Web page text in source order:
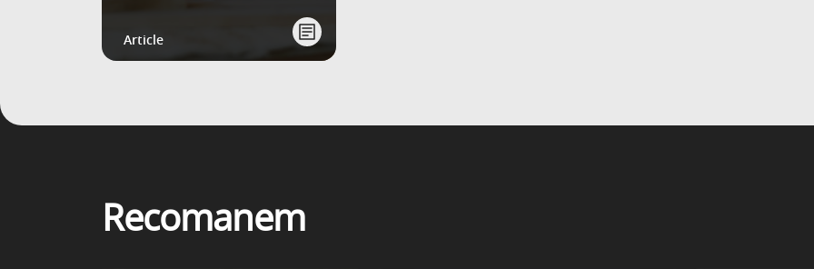
Article
Recomanem